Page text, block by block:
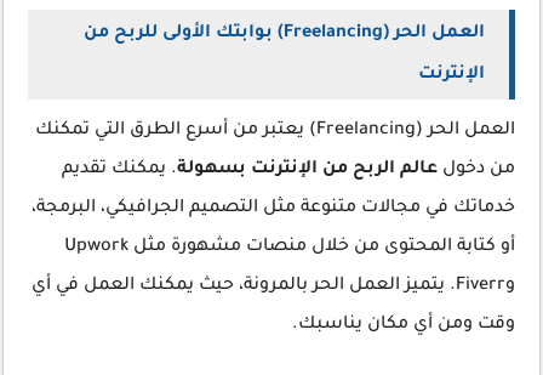
العمل الحر (Freelancing) بوابتك الأولى للربح من
الإنترنت
العمل الحر (Freelancing) يعتبر من أسرع الطرق التي تمكنك
من دخول عالم الربح من الإنترنت بسهولة. يمكنك تقديم
خدماتك في مجالات متنوعة مثل التصميم الجرافيكي، البرمجة،
أو كتابة المحتوى من خلال منصات مشهورة مثل Upwork
وFiverr. يتميز العمل الحر بالمرونة، حيث يمكنك العمل في أي
وقت ومن أي مكان يناسبك.